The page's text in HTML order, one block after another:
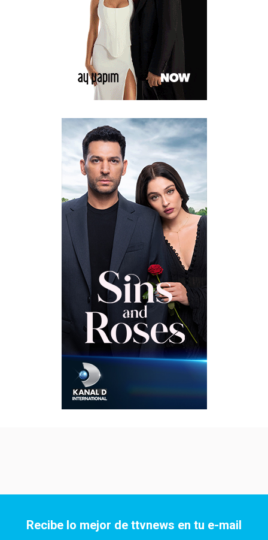
Recibe lo mejor de ttvnews en tu e-mail